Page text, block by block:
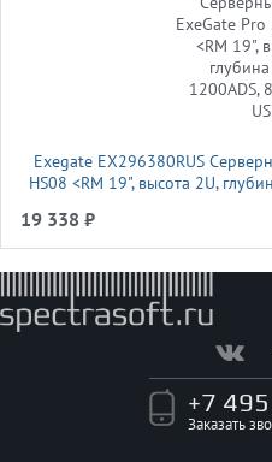
Exegate EX296380RUS
HS08 <RM 19", высота 2U,
19 338 ₽
+7
Заказать